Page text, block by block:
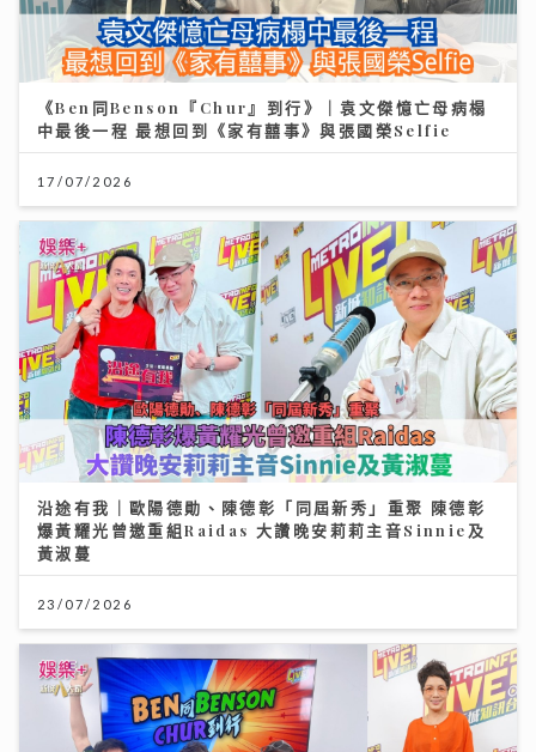
《Ben同Benson『Chur』到行》｜袁文傑憶亡母病榻
中最後一程 最想回到《家有囍事》與張國榮Selfie
17/07/2026
沿途有我｜歐陽德勛、陳德彰「同屆新秀」重聚 陳德彰
爆黃耀光曾邀重組Raidas 大讚晚安莉莉主音Sinnie及
黃淑蔓
23/07/2026